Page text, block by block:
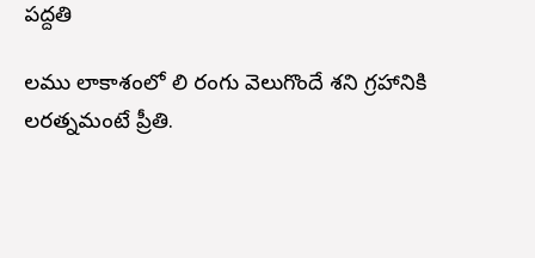
పద్దతి
నీలము నీలాకాశంలో నీలి రంగు వెలుగొందే శని గ్రహానికి
నీలరత్నమంటే ప్రీతి.